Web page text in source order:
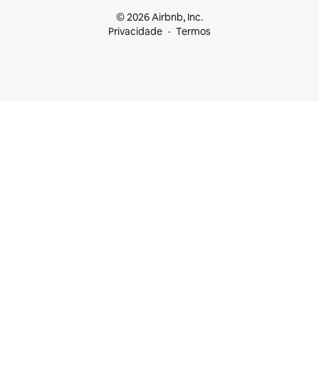
© 2026 Airbnb, Inc.
Privacidade
Termos